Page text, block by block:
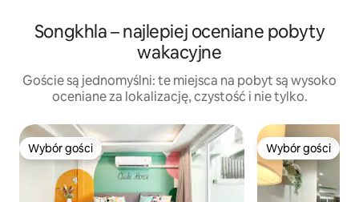
Songkhla – najlepiej oceniane pobyty
wakacyjne
Goście są jednomyślni: te miejsca na pobyt są wysoko
oceniane za lokalizację, czystość i nie tylko.
Wybór gości
Wybór gości Wybór gości
Wybór gości